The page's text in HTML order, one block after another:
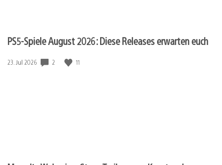
PS5-Spiele August 2026: Diese Releases erwarten euch
Veröffentlichungsdatum:
23. Jul 2026 2 11